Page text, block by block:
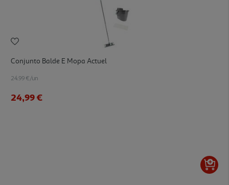
Conjunto Balde E Mopa Actuel
24.99 €/un
24,99 €